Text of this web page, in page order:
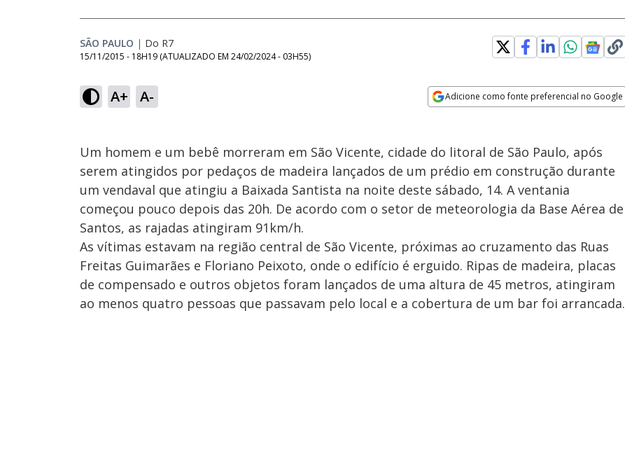
SÃO PAULO | Do R7
15/11/2015 - 18H19 (ATUALIZADO EM 24/02/2024 - 03H55)
A+ A- Adicione como fonte preferencial no Google
Um homem e um bebê morreram em São Vicente, cidade do litoral de São Paulo, após
serem atingidos por pedaços de madeira lançados de um prédio em construção durante
um vendaval que atingiu a Baixada Santista na noite deste sábado, 14. A ventania
começou pouco depois das 20h. De acordo com o setor de meteorologia da Base Aérea de
Santos, as rajadas atingiram 91km/h.
As vítimas estavam na região central de São Vicente, próximas ao cruzamento das Ruas
Freitas Guimarães e Floriano Peixoto, onde o edifício é erguido. Ripas de madeira, placas
de compensado e outros objetos foram lançados de uma altura de 45 metros, atingiram
ao menos quatro pessoas que passavam pelo local e a cobertura de um bar foi arrancada.